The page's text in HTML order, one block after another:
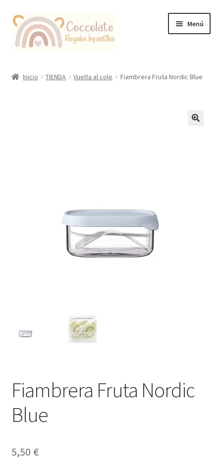
Ir
la
Ir
contenido
Menú
Inicio TIENDA Vuelta al cole Fiambrera Fruta Nordic Blue
Fiambrera Fruta Nordic
Blue
5,50 €